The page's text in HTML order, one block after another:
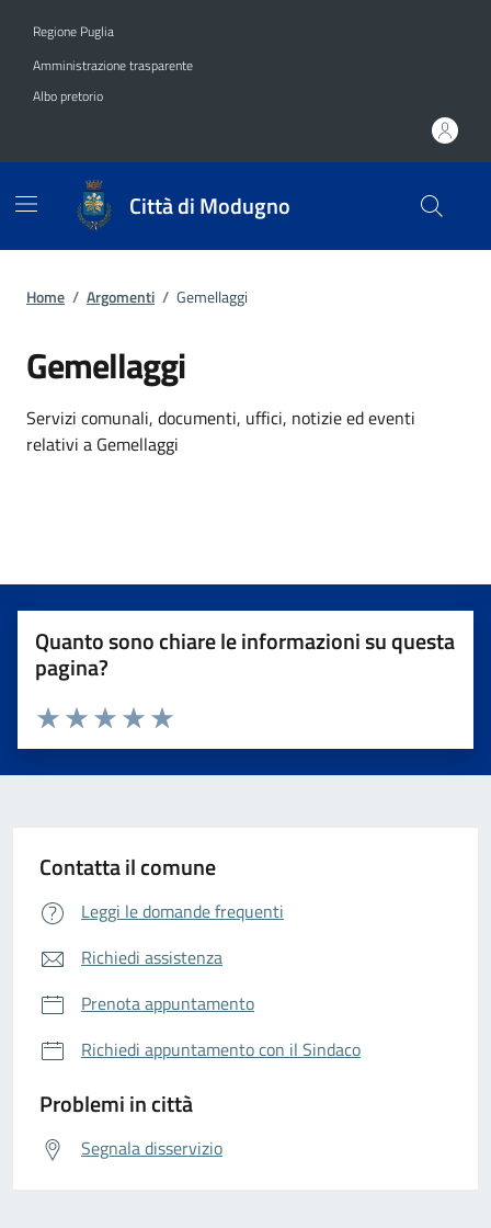
Regione Puglia
Amministrazione trasparente
Albo pretorio
Città di Modugno
Home / Argomenti / Gemellaggi
Gemellaggi
Dettagli dell'argomento
Servizi comunali, documenti, uffici, notizie ed eventi
relativi a Gemellaggi
Quanto sono chiare le informazioni su questa
pagina?
Valuta da 1 a 5 stelle la pagina
Valuta 5 stelle su 5
Valuta 4 stelle su 5
Valuta 3 stelle su 5
Valuta 2 stelle su 5
Valuta 1 stelle su 5
Contatta il comune
Leggi le domande frequenti
Richiedi assistenza
Prenota appuntamento
Richiedi appuntamento con il Sindaco
Problemi in città
Segnala disservizio